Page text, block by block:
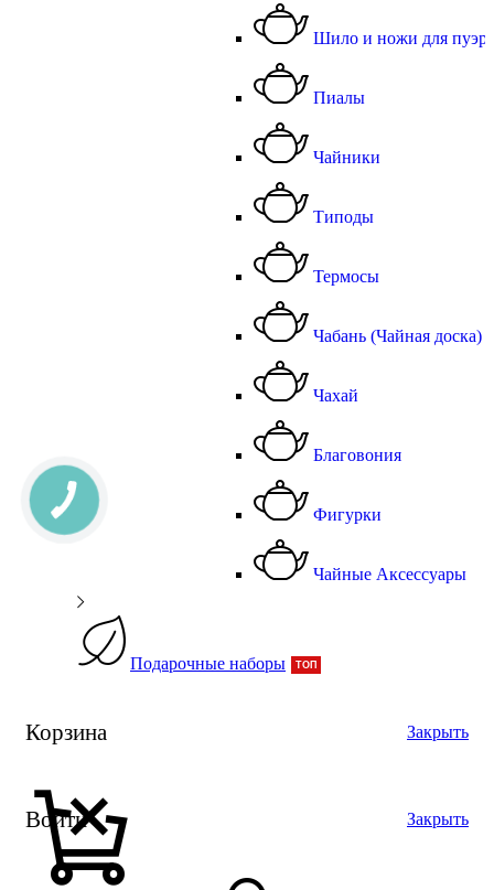
Шило и ножи для пуэра
Пиалы
Чайники
Типоды
Термосы
Чабань (Чайная доска)
Чахай
Благовония
Фигурки
Чайные Аксессуары
Подарочные наборы ТОП
Корзина Закрыть
Войти Закрыть